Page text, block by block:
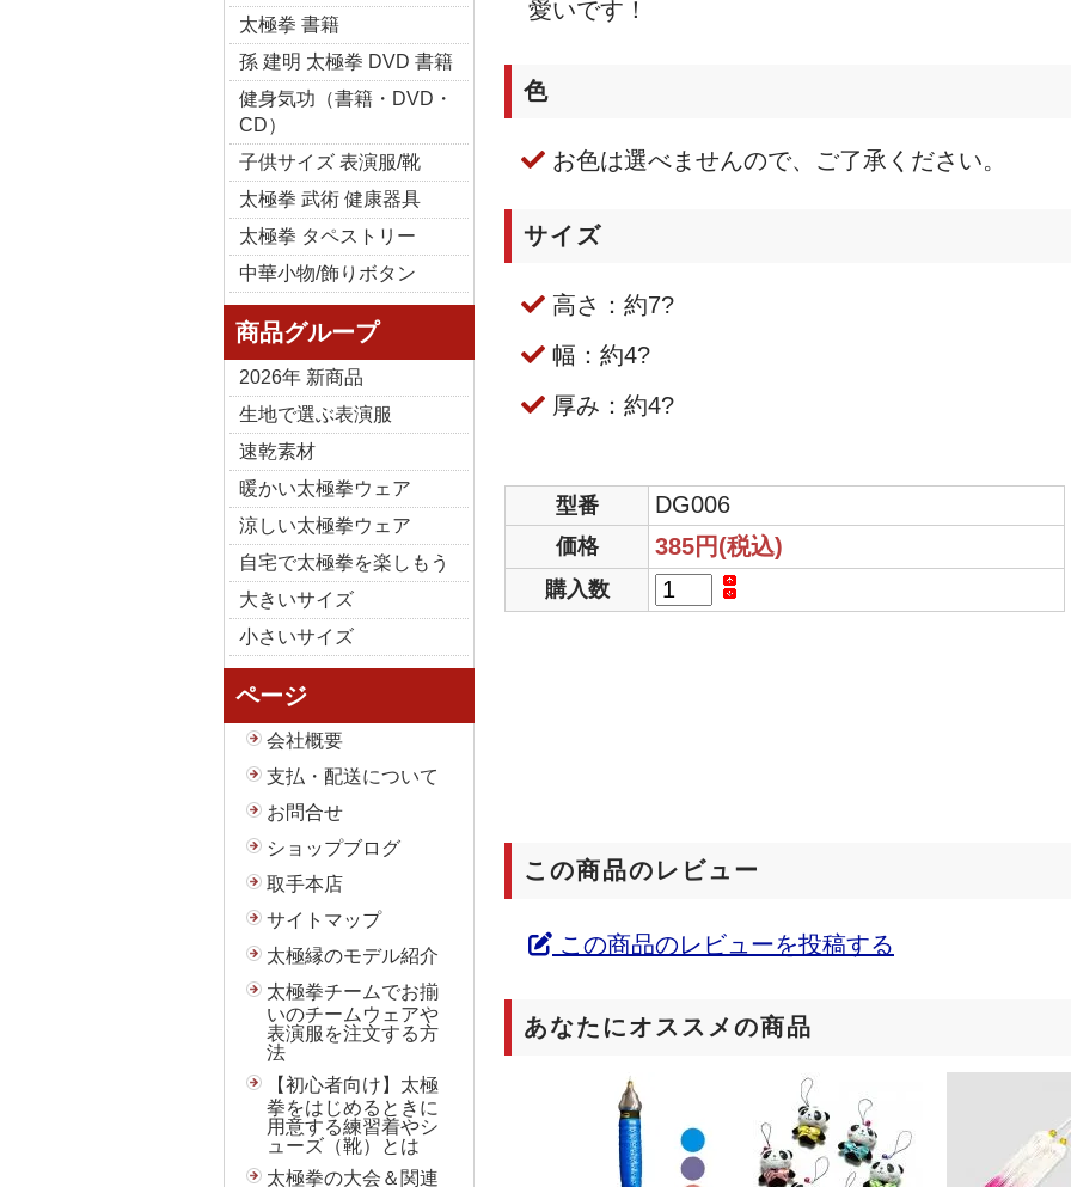
太極拳 書籍
孫 建明 太極拳 DVD 書籍
健身気功（書籍・DVD・
CD）
子供サイズ 表演服/靴
太極拳 武術 健康器具
太極拳 タペストリー
中華小物/飾りボタン
商品グループ
2026年 新商品
生地で選ぶ表演服
速乾素材
暖かい太極拳ウェア
涼しい太極拳ウェア
自宅で太極拳を楽しもう
大きいサイズ
小さいサイズ
ページ
会社概要
支払・配送について
お問合せ
ショップブログ
取手本店
サイトマップ
太極縁のモデル紹介
太極拳チームでお揃
いのチームウェアや
表演服を注文する方
法
【初心者向け】太極
拳をはじめるときに
用意する練習着やシ
ューズ（靴）とは
太極拳の大会＆関連
愛いです！
色
お色は選べませんので、ご了承ください。
サイズ
高さ：約7?
幅：約4?
厚み：約4?
型番 DG006
価格 385円(税込)
購入数
この商品のレビュー
この商品のレビューを投稿する
あなたにオススメの商品